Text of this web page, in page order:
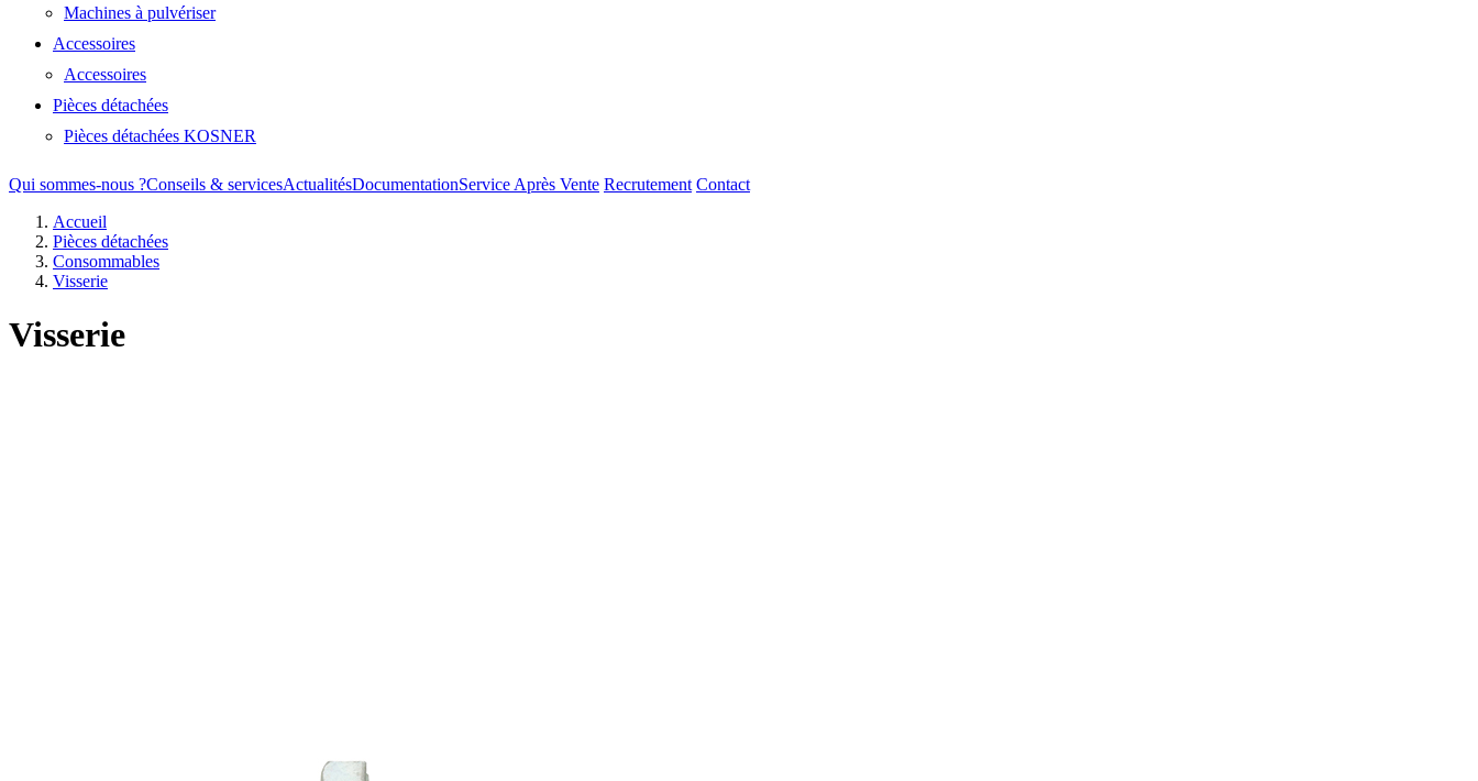
Machines à pulvériser
Accessoires
Accessoires
Pièces détachées
Pièces détachées KOSNER
Qui sommes-nous ?Conseils & servicesActualitésDocumentationService Après Vente Recrutement Contact
Accueil
Pièces détachées
Consommables
Visserie
Visserie